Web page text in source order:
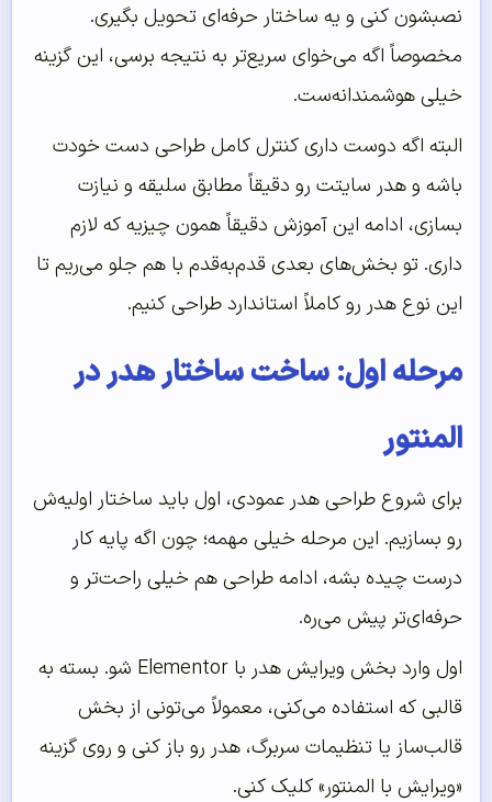
نصبشون کنی و یه ساختار حرفه‌ای تحویل بگیری.
مخصوصاً اگه می‌خوای سریع‌تر به نتیجه برسی، این گزینه
خیلی هوشمندانه‌ست.
البته اگه دوست داری کنترل کامل طراحی دست خودت
باشه و هدر سایتت رو دقیقاً مطابق سلیقه و نیازت
بسازی، ادامه این آموزش دقیقاً همون چیزیه که لازم
داری. تو بخش‌های بعدی قدم‌به‌قدم با هم جلو می‌ریم تا
این نوع هدر رو کاملاً استاندارد طراحی کنیم.
مرحله اول: ساخت ساختار هدر در
المنتور
برای شروع طراحی هدر عمودی، اول باید ساختار اولیه‌ش
رو بسازیم. این مرحله خیلی مهمه؛ چون اگه پایه کار
درست چیده بشه، ادامه طراحی هم خیلی راحت‌تر و
حرفه‌ای‌تر پیش می‌ره.
اول وارد بخش ویرایش هدر با Elementor شو. بسته به
قالبی که استفاده می‌کنی، معمولاً می‌تونی از بخش
قالب‌ساز یا تنظیمات سربرگ، هدر رو باز کنی و روی گزینه
«ویرایش با المنتور» کلیک کنی.